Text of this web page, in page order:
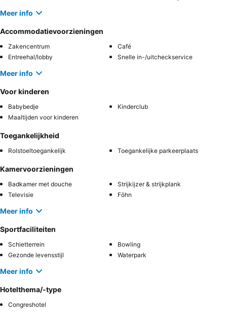
Meer info
Accommodatievoorzieningen
Zakencentrum
Café
Entreehal/lobby
Snelle in-/uitcheckservice
Meer info
Voor kinderen
Babybedje
Kinderclub
Maaltijden voor kinderen
Toegankelijkheid
Rolstoeltoegankelijk Toegankelijke parkeerplaats
Kamervoorzieningen
Badkamer met douche
Strijkijzer & strijkplank
Televisie
Föhn
Meer info
Sportfaciliteiten
Schietterrein
Bowling
Gezonde levensstijl
Waterpark
Meer info
Hotelthema/-type
Congreshotel